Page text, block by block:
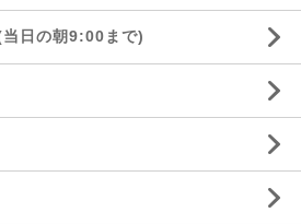
日の朝9:00まで)